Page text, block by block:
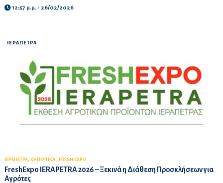
12:57 μ.μ. - 26/02/2026
ΙΕΡΑΠΕΤΡΑ
ΙΕΡΑΠΕΤΡΑ, ΚΗΠΕΥΤΙΚΑ , FRESH EXPO
FreshExpo IERAPETRA 2026 – Ξεκινά η Διάθεση Προσκλήσεων για
Αγρότες